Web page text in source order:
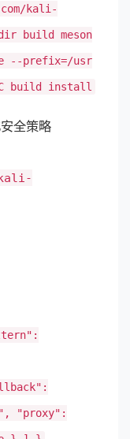
kali-
build meson
--prefix=/usr
build install
全策略
"proxy":